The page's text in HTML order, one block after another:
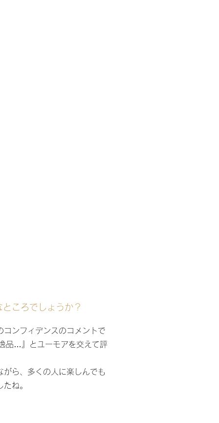
ころでしょうか？
ンフィデンスのコメントで
品…』とユーモアを交えて評
ら、多くの人に楽しんでも
ね。